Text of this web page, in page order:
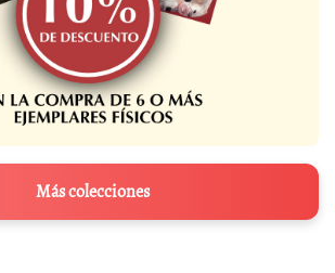
Más colecciones